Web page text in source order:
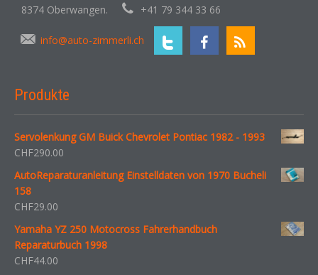
8374 Oberwangen.
+41 79 344 33 66
info@auto-zimmerli.ch
Produkte
Servolenkung GM Buick Chevrolet Pontiac 1982 - 1993
CHF290.00
AutoReparaturanleitung Einstelldaten von 1970 Bucheli
158
CHF29.00
Yamaha YZ 250 Motocross Fahrerhandbuch
Reparaturbuch 1998
CHF44.00